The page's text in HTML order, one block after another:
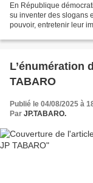
En République
su inventer des slogans
pouvoir, entretenir leur
L’énumération
TABARO
Publié le 04/08/2025 à
Par JP.TABARO.